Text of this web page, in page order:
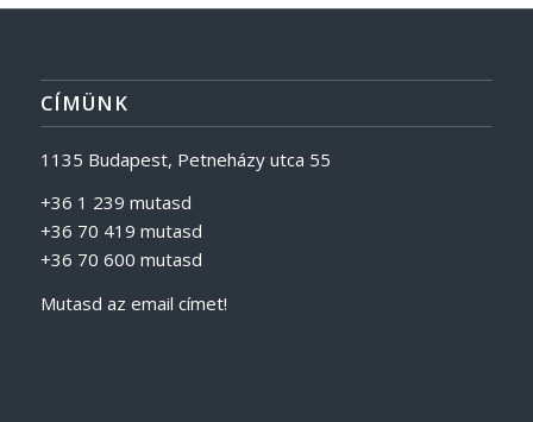
CÍMÜNK
1135 Budapest, Petneházy utca 55
+36 1 239 mutasd
+36 70 419 mutasd
+36 70 600 mutasd
Mutasd az email címet!